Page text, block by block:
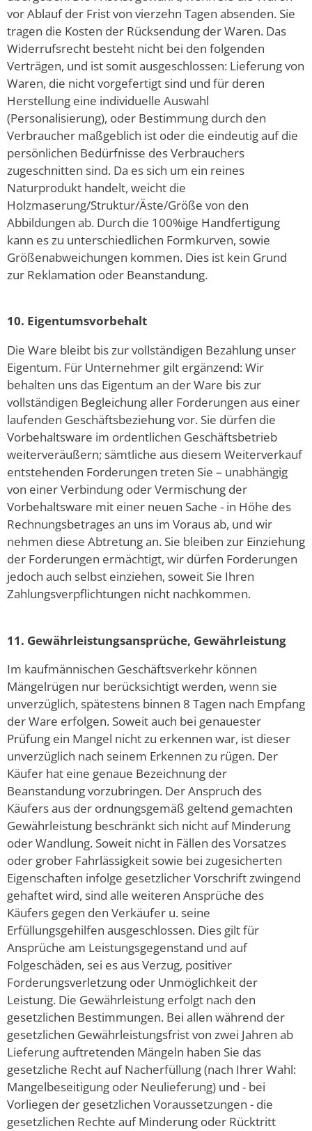
vor Ablauf der Frist von vierzehn Tagen absenden. Sie
tragen die Kosten der Rücksendung der Waren. Das
Widerrufsrecht besteht nicht bei den folgenden
Verträgen, und ist somit ausgeschlossen: Lieferung von
Waren, die nicht vorgefertigt sind und für deren
Herstellung eine individuelle Auswahl
(Personalisierung), oder Bestimmung durch den
Verbraucher maßgeblich ist oder die eindeutig auf die
persönlichen Bedürfnisse des Verbrauchers
zugeschnitten sind. Da es sich um ein reines
Naturprodukt handelt, weicht die
Holzmaserung/Struktur/Äste/Größe von den
Abbildungen ab. Durch die 100%ige Handfertigung
kann es zu unterschiedlichen Formkurven, sowie
Größenabweichungen kommen. Dies ist kein Grund
zur Reklamation oder Beanstandung.
10. Eigentumsvorbehalt
Die Ware bleibt bis zur vollständigen Bezahlung unser
Eigentum. Für Unternehmer gilt ergänzend: Wir
behalten uns das Eigentum an der Ware bis zur
vollständigen Begleichung aller Forderungen aus einer
laufenden Geschäftsbeziehung vor. Sie dürfen die
Vorbehaltsware im ordentlichen Geschäftsbetrieb
weiterveräußern; sämtliche aus diesem Weiterverkauf
entstehenden Forderungen treten Sie – unabhängig
von einer Verbindung oder Vermischung der
Vorbehaltsware mit einer neuen Sache - in Höhe des
Rechnungsbetrages an uns im Voraus ab, und wir
nehmen diese Abtretung an. Sie bleiben zur Einziehung
der Forderungen ermächtigt, wir dürfen Forderungen
jedoch auch selbst einziehen, soweit Sie Ihren
Zahlungsverpflichtungen nicht nachkommen.
11. Gewährleistungsansprüche, Gewährleistung
Im kaufmännischen Geschäftsverkehr können
Mängelrügen nur berücksichtigt werden, wenn sie
unverzüglich, spätestens binnen 8 Tagen nach Empfang
der Ware erfolgen. Soweit auch bei genauester
Prüfung ein Mangel nicht zu erkennen war, ist dieser
unverzüglich nach seinem Erkennen zu rügen. Der
Käufer hat eine genaue Bezeichnung der
Beanstandung vorzubringen. Der Anspruch des
Käufers aus der ordnungsgemäß geltend gemachten
Gewährleistung beschränkt sich nicht auf Minderung
oder Wandlung. Soweit nicht in Fällen des Vorsatzes
oder grober Fahrlässigkeit sowie bei zugesicherten
Eigenschaften infolge gesetzlicher Vorschrift zwingend
gehaftet wird, sind alle weiteren Ansprüche des
Käufers gegen den Verkäufer u. seine
Erfüllungsgehilfen ausgeschlossen. Dies gilt für
Ansprüche am Leistungsgegenstand und auf
Folgeschäden, sei es aus Verzug, positiver
Forderungsverletzung oder Unmöglichkeit der
Leistung. Die Gewährleistung erfolgt nach den
gesetzlichen Bestimmungen. Bei allen während der
gesetzlichen Gewährleistungsfrist von zwei Jahren ab
Lieferung auftretenden Mängeln haben Sie das
gesetzliche Recht auf Nacherfüllung (nach Ihrer Wahl:
Mangelbeseitigung oder Neulieferung) und - bei
Vorliegen der gesetzlichen Voraussetzungen - die
gesetzlichen Rechte auf Minderung oder Rücktritt